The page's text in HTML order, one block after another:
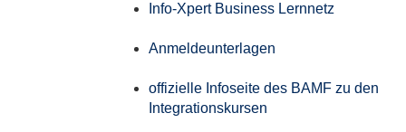
Info-Xpert Business Lernnetz
Anmeldeunterlagen
offizielle Infoseite des BAMF zu den
Integrationskursen